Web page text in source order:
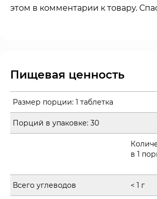
этом в комментарии к товару.
Пищевая ценность
Размер порции: 1 таблетка
Порций в упаковке: 30
в 1
Всего углеводов < 1 г